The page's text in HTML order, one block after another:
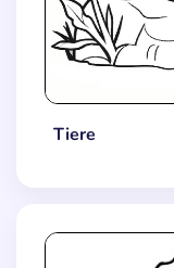
Tiere